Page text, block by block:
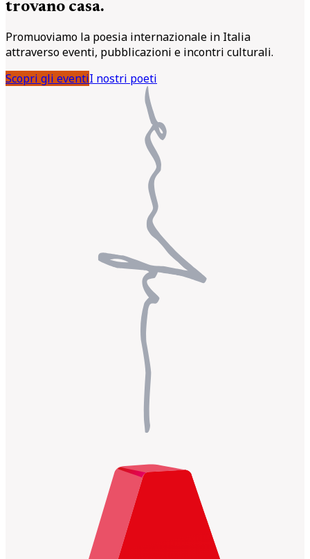
trovano casa.
Promuoviamo la poesia internazionale in Italia
attraverso eventi, pubblicazioni e incontri culturali.
Scopri gli eventiI nostri poeti